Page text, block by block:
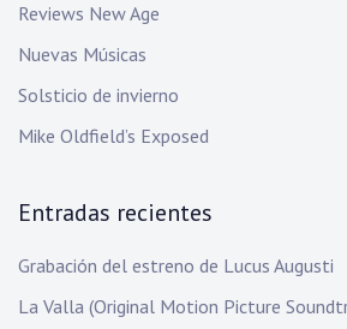
Reviews New Age
Nuevas Músicas
Solsticio de invierno
Mike Oldfield’s Exposed
Entradas recientes
Grabación del estreno de Lucus Augusti
La Valla (Original Motion Picture